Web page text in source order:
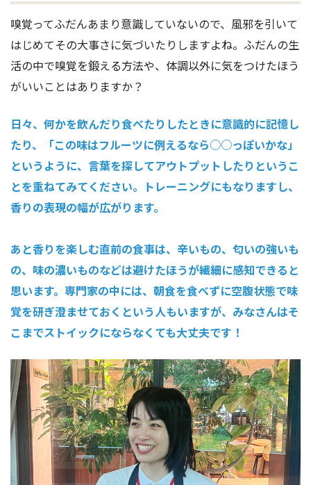
嗅覚ってふだんあまり意識していないので、風邪を引いて
はじめてその大事さに気づいたりしますよね。ふだんの生
活の中で嗅覚を鍛える方法や、体調以外に気をつけたほう
がいいことはありますか？
日々、何かを飲んだり食べたりしたときに意識的に記憶し
たり、「この味はフルーツに例えるなら○○っぽいかな」
というように、言葉を探してアウトプットしたりというこ
とを重ねてみてください。トレーニングにもなりますし、
香りの表現の幅が広がります。
あと香りを楽しむ直前の食事は、辛いもの、匂いの強いも
の、味の濃いものなどは避けたほうが繊細に感知できると
思います。専門家の中には、朝食を食べずに空腹状態で味
覚を研ぎ澄ませておくという人もいますが、みなさんはそ
こまでストイックにならなくても大丈夫です！